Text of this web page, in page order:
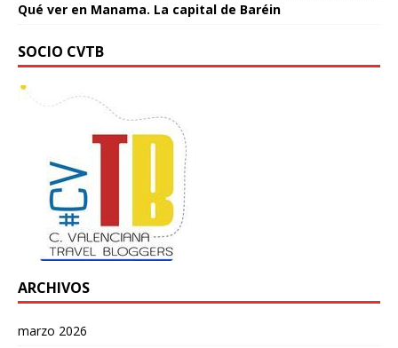
Qué ver en Manama. La capital de Baréin
SOCIO CVTB
ARCHIVOS
marzo 2026